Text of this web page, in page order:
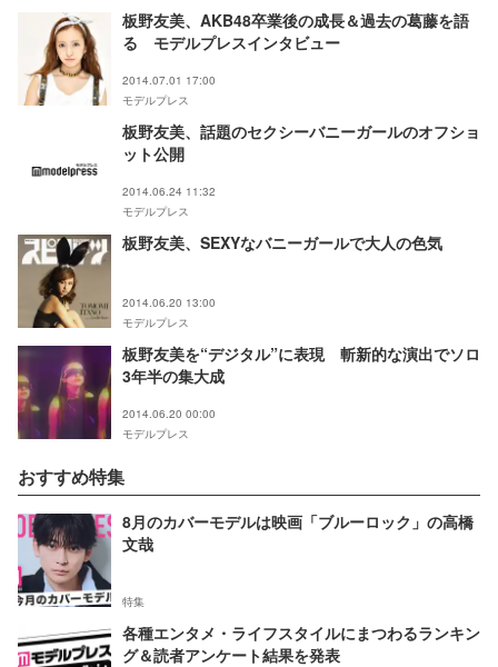
板野友美、AKB48卒業後の成長＆過去の葛藤を語
る モデルプレスインタビュー
2014.07.01 17:00
モデルプレス
板野友美、話題のセクシーバニーガールのオフショ
ット公開
2014.06.24 11:32
モデルプレス
板野友美、SEXYなバニーガールで大人の色気
2014.06.20 13:00
モデルプレス
板野友美を“デジタル”に表現 斬新的な演出でソロ
3年半の集大成
2014.06.20 00:00
モデルプレス
おすすめ特集
8月のカバーモデルは映画「ブルーロック」の高橋
文哉
特集
各種エンタメ・ライフスタイルにまつわるランキン
グ＆読者アンケート結果を発表